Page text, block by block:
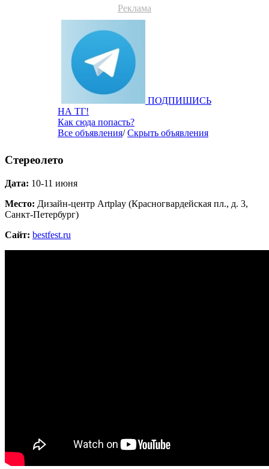
Реклама
ПОДПИШИСЬ
НА ТГ!
Как сюда попасть?
Все объявления/Скрыть объявления
Стереолето
Дата: 10-11 июня
Место: Дизайн-центр Artplay (Красногвардейская пл., д. 3,
Санкт-Петербург)
Сайт: bestfest.ru